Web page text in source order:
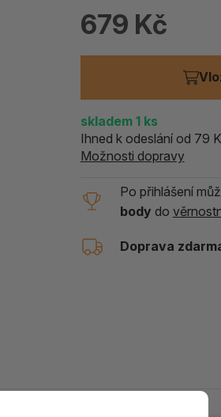
ALOE PRAVÁ (Aloe
119 Kč
679 Kč
skladem1 ks
Ihned k odeslání od 79
Možnosti dopravy
Po přihlášení
body do
Doprava